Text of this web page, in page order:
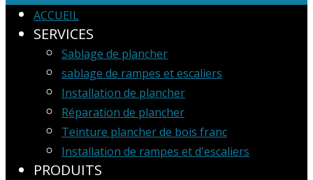
ACCUEIL
SERVICES
Sablage de plancher
sablage de rampes et escaliers
Installation de plancher
Réparation de plancher
Teinture plancher de bois franc
Installation de rampes et d'escaliers
PRODUITS